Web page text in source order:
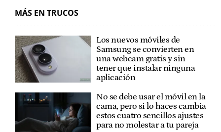
MÁS EN TRUCOS
Los nuevos móviles de
Samsung se convierten en
una webcam gratis y sin
tener que instalar ninguna
aplicación
No se debe usar el móvil en la
cama, pero si lo haces cambia
estos cuatro sencillos ajustes
para no molestar a tu pareja